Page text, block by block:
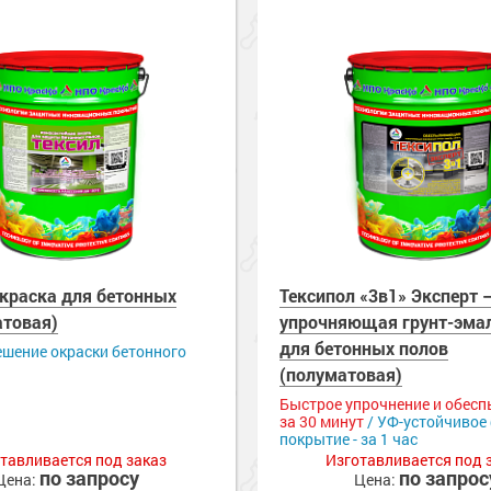
товары
оборудование
ремонтные
стены
товары
товары
краски для
краски для
краски для
товары
для бетонных
окраски бетонного
под заказ
по запросу
Тексипол «3в1» Эксперт
упрочняющая грунт-
для бетонных полов
(полуматовая)
Быстрое упрочнение и
за 30 минут/ УФ-
покрытие - за 1 час
Изготавливается под
Цена: по
товары
для бетона
для металла
разбавители
металла
товары
товары
товары
товары
товары
полы
полов
холодного
товары
грунт-эмали